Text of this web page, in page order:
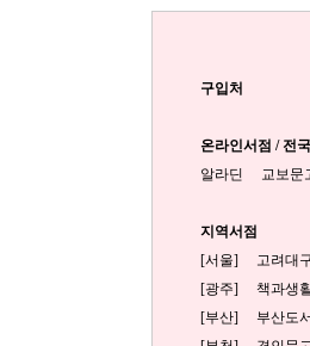
구입처
온라인서점 / 전
알라딘
교보문
지역서점
[서울] 고려대
[광주] 책과생
[부산] 부산도